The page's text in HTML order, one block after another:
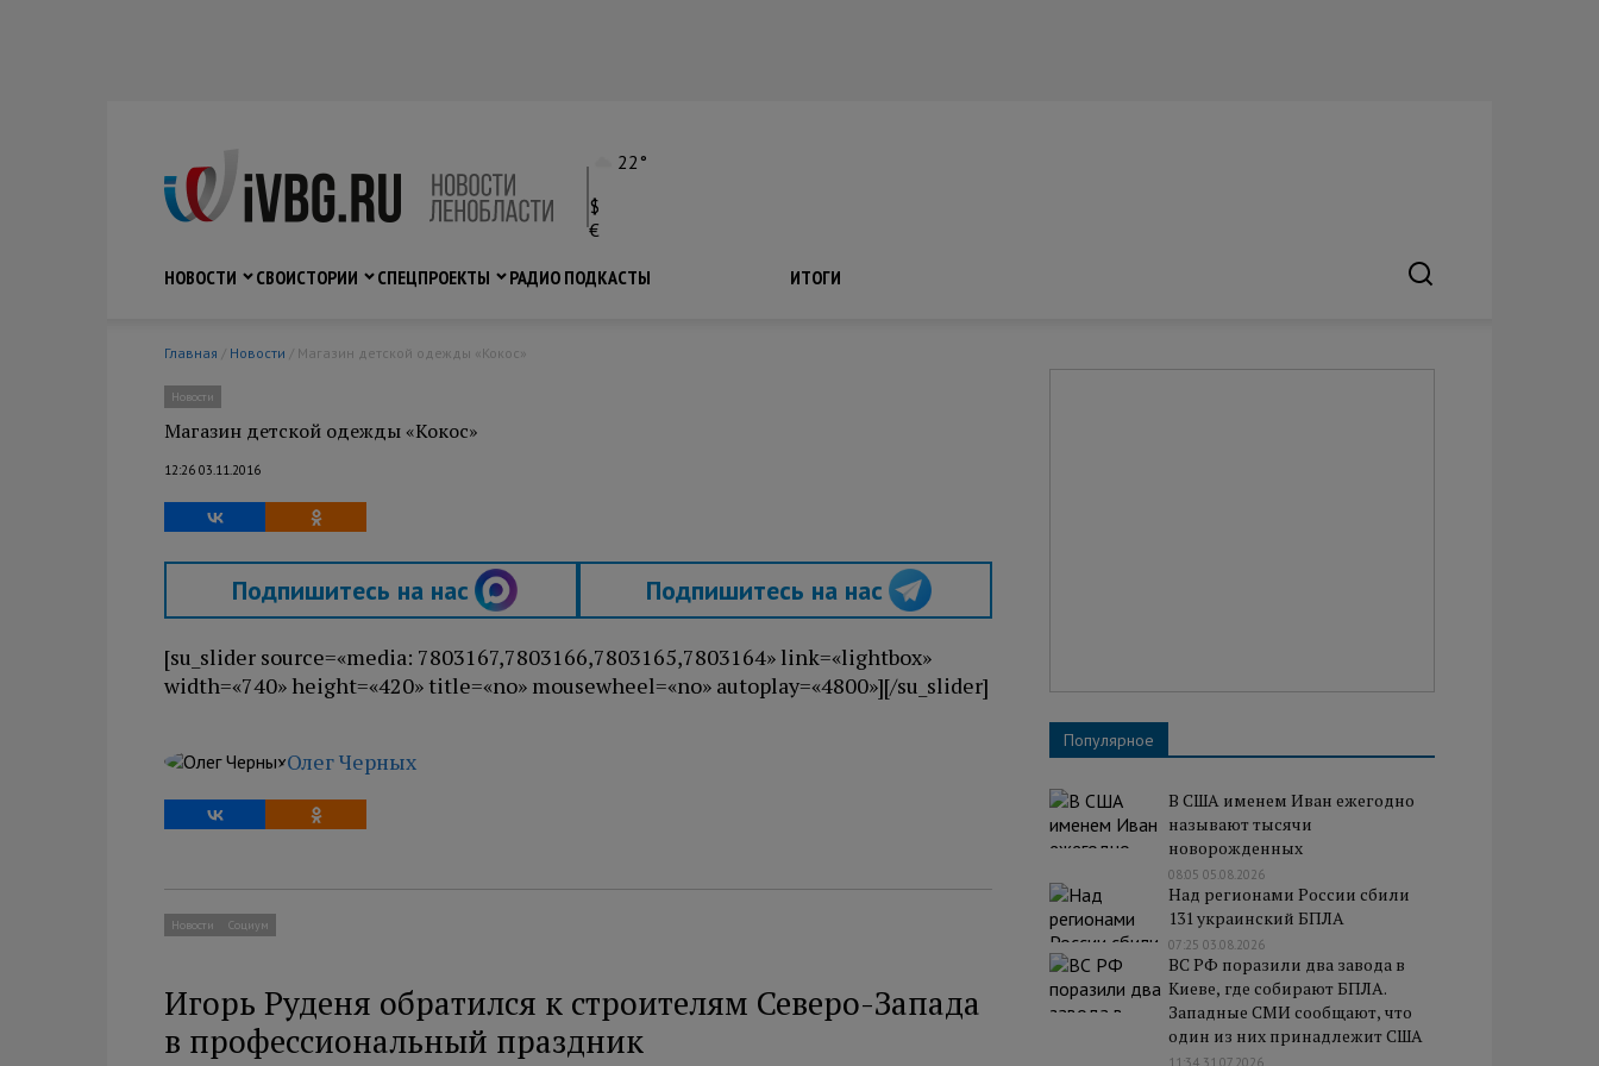
22°
$
€
НОВОСТИ
СВОИСТОРИИ СПЕЦПРОЕКТЫ РАДИО ПОДКАСТЫ ИТОГИ
Главная / Новости / Магазин детской одежды «Кокос»
Новости
Магазин детской одежды «Кокос»
12:26 03.11.2016
Подпишитесь на нас Подпишитесь на нас
[su_slider source=«media: 7803167,7803166,7803165,7803164» link=«lightbox»
width=«740» height=«420» title=«no» mousewheel=«no» autoplay=«4800»][/su_slider]
Олег Черных
Новости Социум
Игорь Руденя обратился к строителям Северо-Запада
в профессиональный праздник
Популярное
В США именем Иван ежегодно
называют тысячи
новорожденных
08:05 05.08.2026
Над регионами России сбили
131 украинский БПЛА
07:25 03.08.2026
ВС РФ поразили два завода в
Киеве, где собирают БПЛА.
Западные СМИ сообщают, что
один из них принадлежит США
11:34 31.07.2026